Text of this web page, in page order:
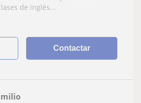
de inglés...
Contactar